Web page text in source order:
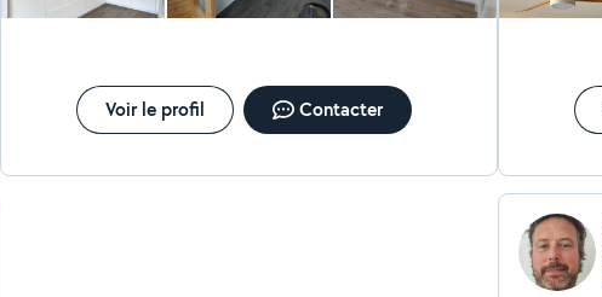
Voir le profil Contacter